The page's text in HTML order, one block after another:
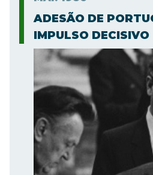
ADESÃO DE
IMPULSO DECISIVO